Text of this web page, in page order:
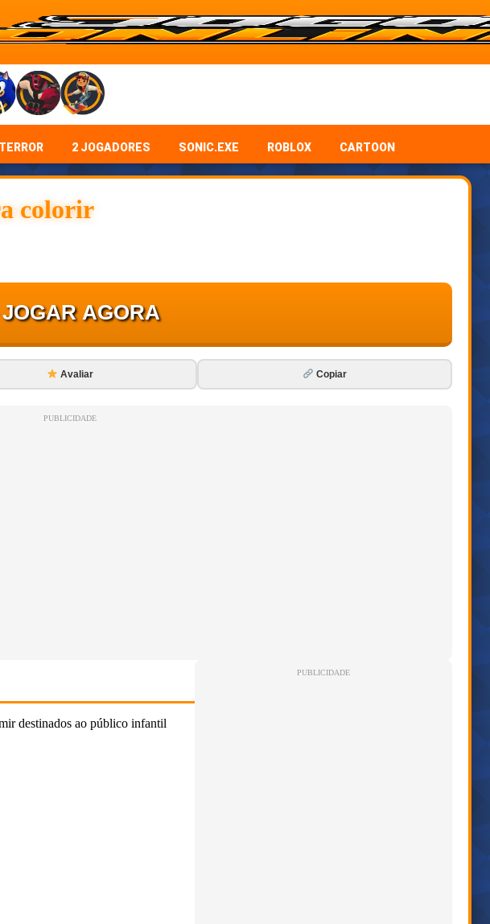
TERROR 2 JOGADORES SONIC.EXE ROBLOX CARTOON
colorir
AGORA
Avaliar Copiar
PUBLICIDADE
destinados ao público infantil
PUBLICIDADE